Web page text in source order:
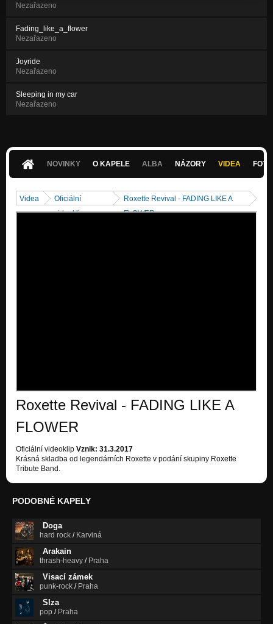
Nezařazeno
Fading_like_a_flower
Nezařazeno
Joyride
Nezařazeno
Sleeping in my car
Nezařazeno
NOVINKY O KAPELE ALBA NÁZORY VIDEA
Videa
Oficiální
videoklipy
Roxette Revival - FADING LIKE A
FLOWER
Roxette Revival - FADING LIKE A
FLOWER
Oficiální videoklip Vznik: 31.3.2017
Krásná skladba od legendárních Roxette v podání skupiny Roxette
Tribute Band.
PODOBNÉ KAPELY
Doga
hard rock / Karviná
Arakain
thrash-heavy / Praha
Visací zámek
punk-rock / Praha
Slza
pop / Praha